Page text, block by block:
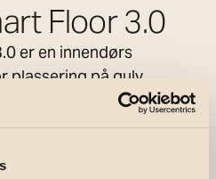
Floor 3.0
er en innendørs
plassering på gulv,
Den kan også
av spor på baksiden.
til å regulere lysnivået.